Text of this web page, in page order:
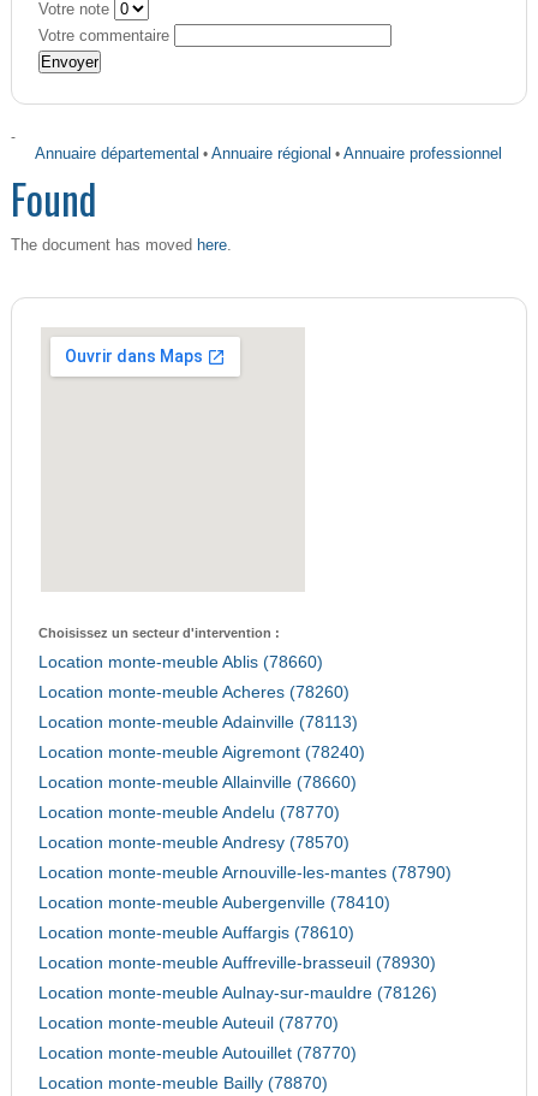
Votre note
Votre commentaire
-
Annuaire départemental •Annuaire régional •Annuaire professionnel
Found
The document has moved here.
Choisissez un secteur d'intervention :
Location monte-meuble Ablis (78660)
Location monte-meuble Acheres (78260)
Location monte-meuble Adainville (78113)
Location monte-meuble Aigremont (78240)
Location monte-meuble Allainville (78660)
Location monte-meuble Andelu (78770)
Location monte-meuble Andresy (78570)
Location monte-meuble Arnouville-les-mantes (78790)
Location monte-meuble Aubergenville (78410)
Location monte-meuble Auffargis (78610)
Location monte-meuble Auffreville-brasseuil (78930)
Location monte-meuble Aulnay-sur-mauldre (78126)
Location monte-meuble Auteuil (78770)
Location monte-meuble Autouillet (78770)
Location monte-meuble Bailly (78870)